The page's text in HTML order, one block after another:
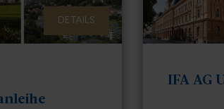
DETAILS
IFA AG